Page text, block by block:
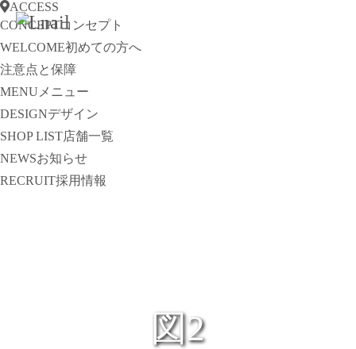
ACCESS
CONCEPTコンセプト
WELCOME初めての方へ
注意点と保障
MENU メニュー
DESIGNデザイン
SHOP LIST店舗一覧
NEWSお知らせ
RECRUIT採用情報
図2